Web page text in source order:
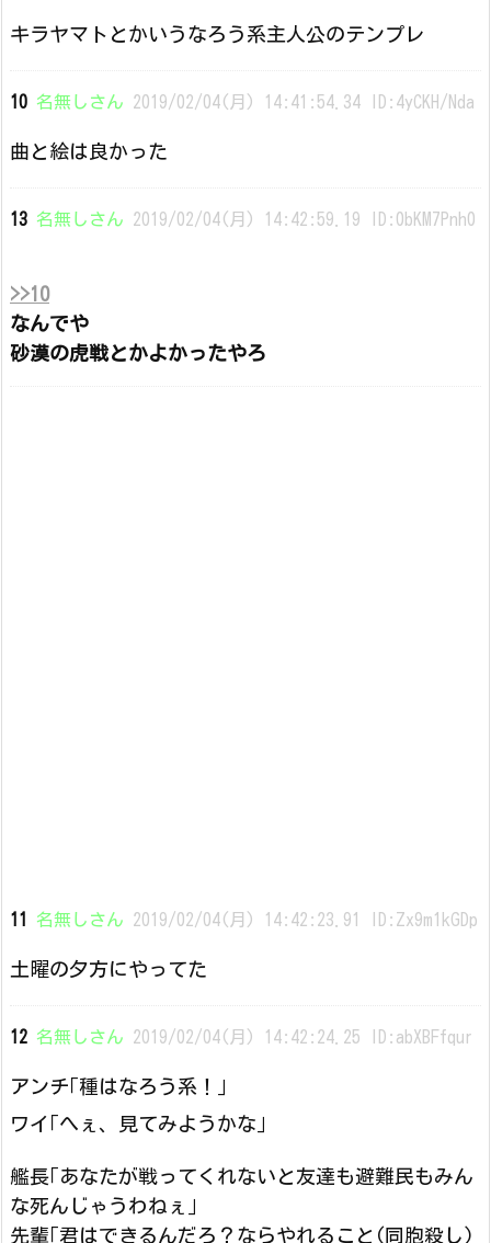
キラヤマトとかいうなろう系主人公のテンプレ
10 名無しさん 2019/02/04(月) 14:41:54.34 ID:4yCKH/Nda
曲と絵は良かった
13 名無しさん 2019/02/04(月) 14:42:59.19 ID:0bKM7Pnh0
>>10
なんでや
砂漠の虎戦とかよかったやろ
11 名無しさん 2019/02/04(月) 14:42:23.91 ID:Zx9m1kGDp
土曜の夕方にやってた
12 名無しさん 2019/02/04(月) 14:42:24.25 ID:abXBFfqur
アンチ｢種はなろう系！｣
ワイ｢へぇ、見てみようかな｣
艦長｢あなたが戦ってくれないと友達も避難民もみん
な死んじゃうわねぇ｣
先輩｢君はできるんだろ？ならやれること(同胞殺し)